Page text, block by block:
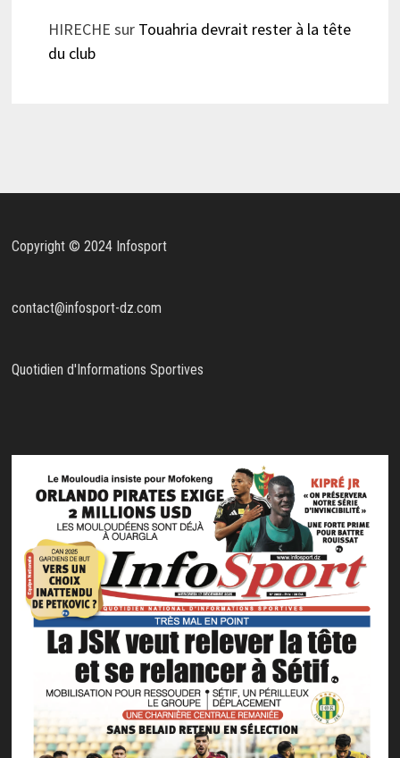
HIRECHE sur Touahria devrait rester à la tête
du club
Copyright © 2024 Infosport
contact@infosport-dz.com
Quotidien d'Informations Sportives